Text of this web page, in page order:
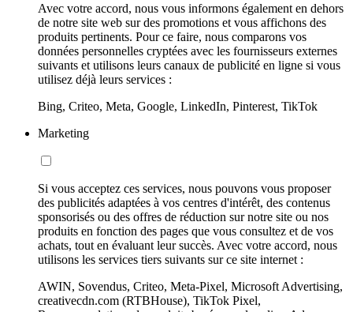
Avec votre accord, nous vous informons également en dehors
de notre site web sur des promotions et vous affichons des
produits pertinents. Pour ce faire, nous comparons vos
données personnelles cryptées avec les fournisseurs externes
suivants et utilisons leurs canaux de publicité en ligne si vous
utilisez déjà leurs services :
Bing, Criteo, Meta, Google, LinkedIn, Pinterest, TikTok
Marketing
Si vous acceptez ces services, nous pouvons vous proposer
des publicités adaptées à vos centres d'intérêt, des contenus
sponsorisés ou des offres de réduction sur notre site ou nos
produits en fonction des pages que vous consultez et de vos
achats, tout en évaluant leur succès. Avec votre accord, nous
utilisons les services tiers suivants sur ce site internet :
AWIN, Sovendus, Criteo, Meta-Pixel, Microsoft Advertising,
creativecdn.com (RTBHouse), TikTok Pixel,